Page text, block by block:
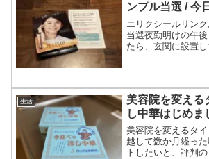
ンプル当選 / 今
エリクシールリン
当選夜勤明けの午
たら、玄関に設置し
生活
美容院を変える
し中華はじめま
美容院を変えるタ
越して数か月経っ
トしたいと、評判